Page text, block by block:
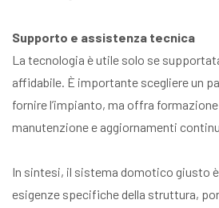
Supporto e assistenza tecnica
La tecnologia è utile solo se
affidabile. È importante scegliere un
fornire l’impianto, ma offra
manutenzione e aggiornamenti
In sintesi, il sistema domotico giusto
esigenze specifiche della struttura,